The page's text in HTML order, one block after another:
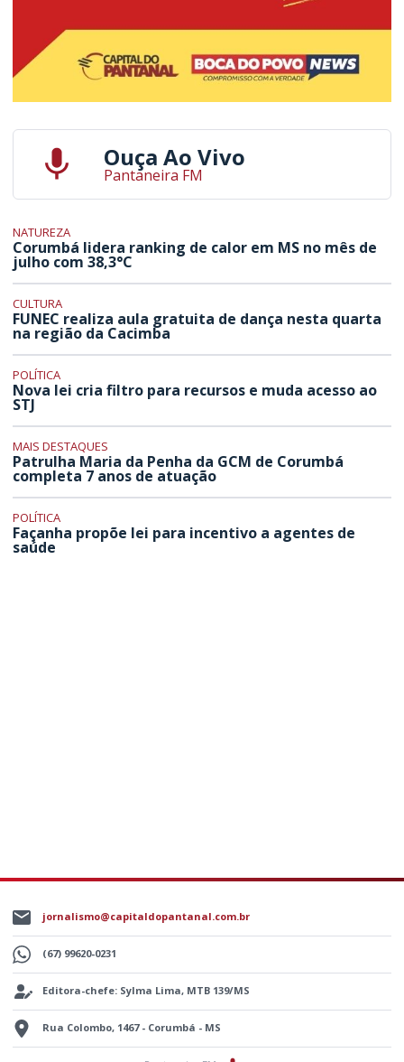
Ouça Ao Vivo
Pantaneira FM
NATUREZA
Corumbá lidera ranking de calor em MS no mês de
julho com 38,3°C
CULTURA
FUNEC realiza aula gratuita de dança nesta quarta
na região da Cacimba
POLÍTICA
Nova lei cria filtro para recursos e muda acesso ao
STJ
MAIS DESTAQUES
Patrulha Maria da Penha da GCM de Corumbá
completa 7 anos de atuação
POLÍTICA
Façanha propõe lei para incentivo a agentes de
saúde
jornalismo@capitaldopantanal.com.br
(67) 99620-0231
Editora-chefe: Sylma Lima, MTB 139/MS
Rua Colombo, 1467 - Corumbá - MS